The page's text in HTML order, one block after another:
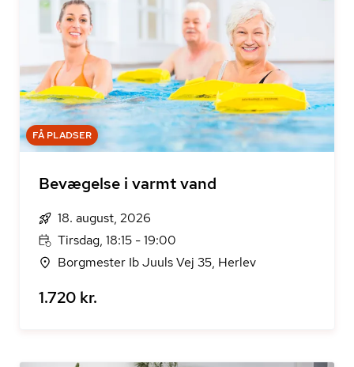
FÅ PLADSER
Bevægelse i varmt vand
18. august, 2026
Tirsdag, 18:15 - 19:00
Borgmester Ib Juuls Vej 35, Herlev
1.720 kr.